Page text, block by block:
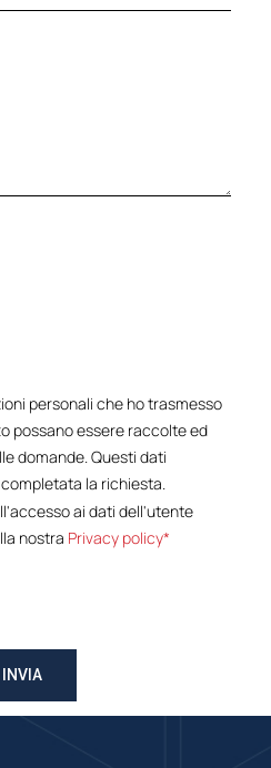
personali che ho trasmesso
possano essere raccolte ed
domande. Questi dati
la richiesta.
ai dati dell'utente
nostra Privacy policy*
INVIA